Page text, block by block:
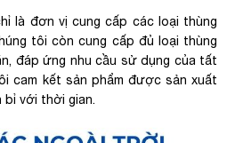
là đơn vị cung cấp các loại thùng
tôi còn cung cấp đủ loại thùng
đáp ứng nhu cầu sử dụng của tất
cam kết sản phẩm được sản xuất
bỉ với thời gian.